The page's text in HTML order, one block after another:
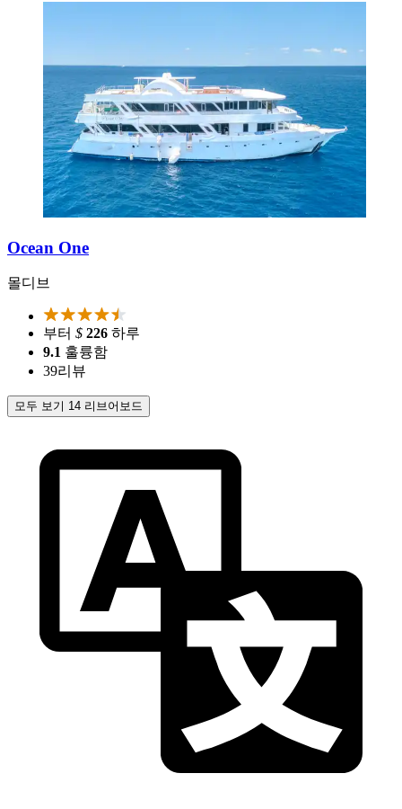
Ocean One
몰디브
부터 $ 226 하루
9.1 훌륭함
39리뷰
모두 보기 14 리브어보드